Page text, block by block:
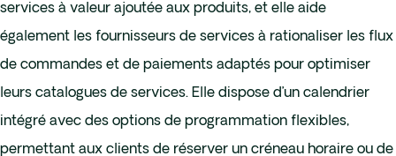
services à valeur ajoutée aux produits, et elle aide
également les fournisseurs de services à rationaliser les flux
de commandes et de paiements adaptés pour optimiser
leurs catalogues de services. Elle dispose d’un calendrier
intégré avec des options de programmation flexibles,
permettant aux clients de réserver un créneau horaire ou de